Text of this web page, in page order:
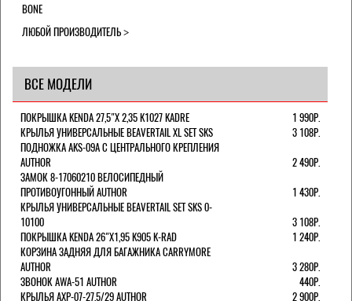
BONE
ЛЮБОЙ ПРОИЗВОДИТЕЛЬ
ВСЕ МОДЕЛИ
ПОКРЫШКА KENDA 27,5"Х 2,35 K1027 KADRE
1 990Р.
КРЫЛЬЯ УНИВЕРСАЛЬНЫЕ BEAVERTAIL XL SET SKS
3 108Р.
ПОДНОЖКА AKS-09A C ЦЕНТРАЛЬНОГО КРЕПЛЕНИЯ
AUTHOR
2 490Р.
ЗАМОК 8-17060210 ВЕЛОСИПЕДНЫЙ
ПРОТИВОУГОННЫЙ AUTHOR
1 430Р.
КРЫЛЬЯ УНИВЕРСАЛЬНЫЕ BEAVERTAIL SET SKS 0-
10100
3 108Р.
ПОКРЫШКА KENDA 26"Х1,95 K905 K-RAD
1 240Р.
КОРЗИНА ЗАДНЯЯ ДЛЯ БАГАЖНИКА CARRYMORE
AUTHOR
3 280Р.
ЗВОНОК AWA-51 AUTHOR
440Р.
КРЫЛЬЯ AXP-07-27,5/29 AUTHOR
2 900Р.